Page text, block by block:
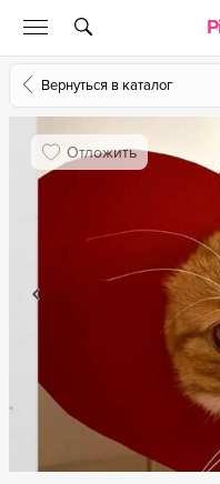
Вернуться в каталог
Отложить